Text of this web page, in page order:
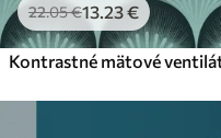
22.05€13.23€